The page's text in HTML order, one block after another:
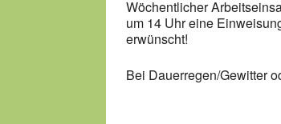
Wöchentlicher
um 14 Uhr eine
erwünscht!
Bei Dauerregen/Gewitter